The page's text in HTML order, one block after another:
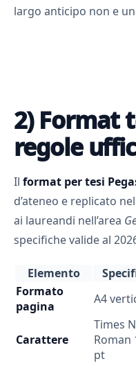
largo anticipo non e
2) Format
regole
Il format per tesi
d’ateneo e replicato
ai laureandi nell’area
specifiche valide al
Elemento
Formato
pagina
A4
Carattere
Times
Roman
pt